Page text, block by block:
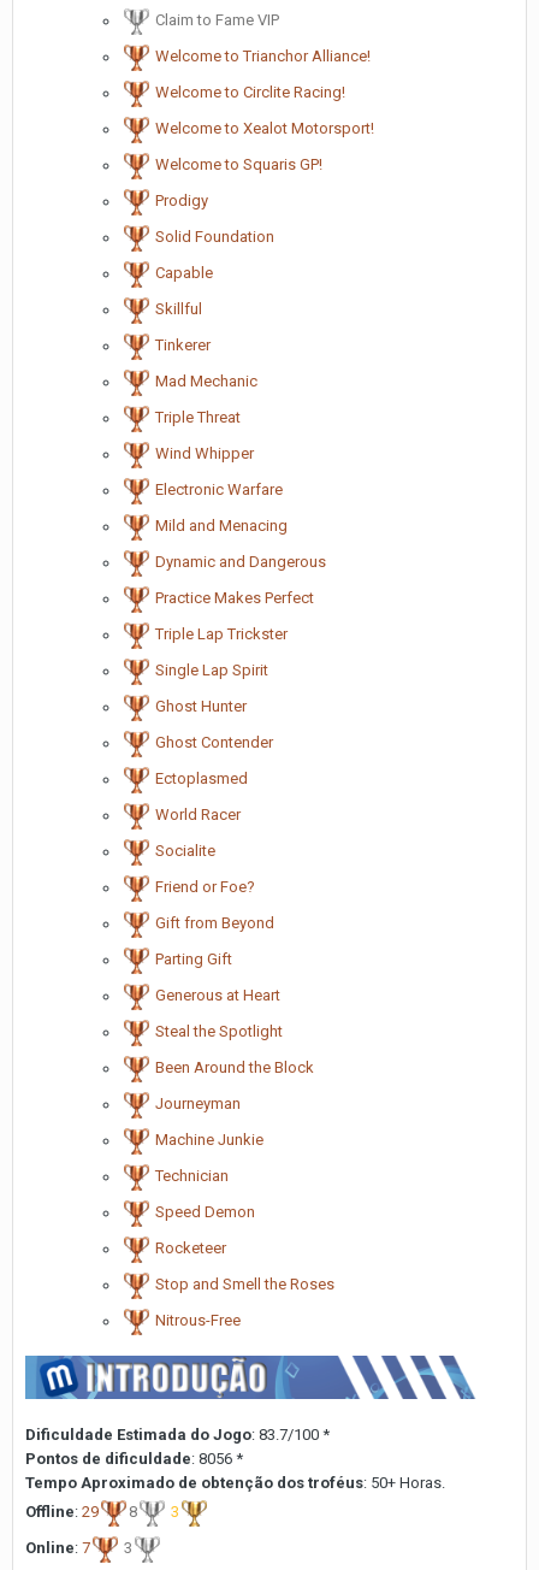
Claim to Fame VIP
Welcome to Trianchor Alliance!
Welcome to Circlite Racing!
Welcome to Xealot Motorsport!
Welcome to Squaris GP!
Prodigy
Solid Foundation
Capable
Skillful
Tinkerer
Mad Mechanic
Triple Threat
Wind Whipper
Electronic Warfare
Mild and Menacing
Dynamic and Dangerous
Practice Makes Perfect
Triple Lap Trickster
Single Lap Spirit
Ghost Hunter
Ghost Contender
Ectoplasmed
World Racer
Socialite
Friend or Foe?
Gift from Beyond
Parting Gift
Generous at Heart
Steal the Spotlight
Been Around the Block
Journeyman
Machine Junkie
Technician
Speed Demon
Rocketeer
Stop and Smell the Roses
Nitrous-Free
Dificuldade Estimada do Jogo: 83.7/100 *
Pontos de dificuldade: 8056 *
Tempo Aproximado de obtenção dos troféus: 50+ Horas.
Offline: 29 8
3
Online: 7
3